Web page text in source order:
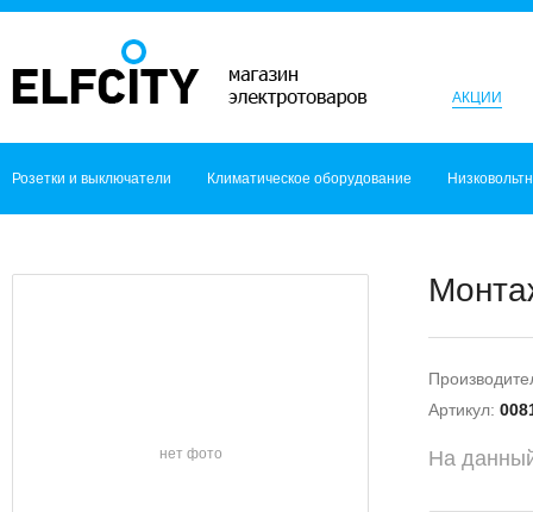
АКЦИИ
Розетки и выключатели Климатическое оборудование
нет фото
Артикул:
На